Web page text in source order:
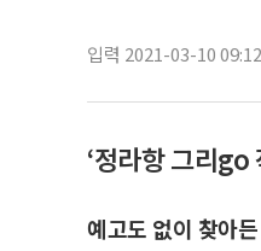
입력 2021-03-10 09:12
‘정라항 그리go
예고도 없이 찾아